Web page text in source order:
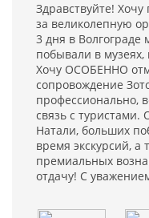
Здравствуйте!
за великолепную
3 дня в
побывали в музеях,
Хочу ОСОБЕННО
сопровождение
профессионально,
связь с
Натали, больших
время экскурсий,
премиальных
отдачу! С